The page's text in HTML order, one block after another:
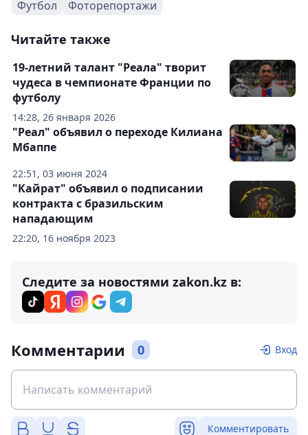
Футбол
Фоторепортажи
Читайте также
14:28, 26 января 2026
19-летний талант "Реала" творит
чудеса в чемпионате Франции по
футболу
22:51, 03 июня 2024
"Реал" объявил о переходе Килиана
Мбаппе
22:20, 16 ноября 2023
"Кайрат" объявил о подписании
контракта с бразильским
нападающим
Следите за новостями zakon.kz в:
Комментарии 0 Вход
Комментировать